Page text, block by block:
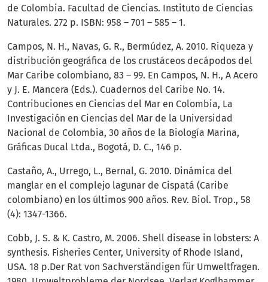
de Colombia. Facultad de Ciencias. Instituto de Ciencias
Naturales. 272 p. ISBN: 958 – 701 – 585 – 1.
Campos, N. H., Navas, G. R., Bermúdez, A. 2010. Riqueza y
distribución geográfica de los crustáceos decápodos del
Mar Caribe colombiano, 83 – 99. En Campos, N. H., A Acero
y J. E. Mancera (Eds.). Cuadernos del Caribe No. 14.
Contribuciones en Ciencias del Mar en Colombia, La
Investigación en Ciencias del Mar de la Universidad
Nacional de Colombia, 30 años de la Biología Marina,
Gráficas Ducal Ltda., Bogotá, D. C., 146 p.
Castaño, A., Urrego, L., Bernal, G. 2010. Dinámica del
manglar en el complejo lagunar de Cispatá (Caribe
colombiano) en los últimos 900 años. Rev. Biol. Trop., 58
(4): 1347-1366.
Cobb, J. S. & K. Castro, M. 2006. Shell disease in lobsters: A
synthesis. Fisheries Center, University of Rhode Island,
USA. 18 p.Der Rat von Sachverständigen für Umweltfragen.